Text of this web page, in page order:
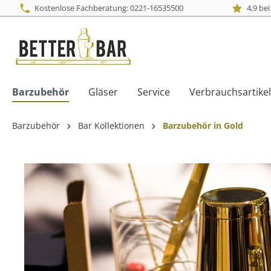
Kostenlose Fachberatung: 0221-16535500 4,9
Barzubehör Gläser Service Verbrauchsartikel
Barzubehör Bar Kollektionen Barzubehör in Gold